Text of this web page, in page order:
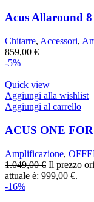
Acus Allaround
Chitarre, Accessori,
859,00 €
-5%
Quick view
Aggiungi alla wishlist
Aggiungi al carrello
ACUS ONE
Amplificazione,
1.049,00€ Il prezzo
attuale è: 999,00 €.
-16%